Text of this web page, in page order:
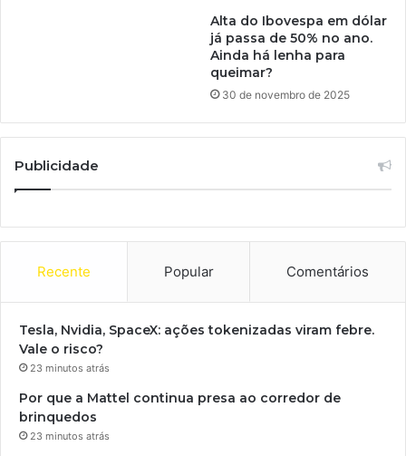
Alta do Ibovespa em dólar
já passa de 50% no ano.
Ainda há lenha para
queimar?
30 de novembro de 2025
Publicidade
Recente Popular Comentários
Tesla, Nvidia, SpaceX: ações tokenizadas viram febre.
Vale o risco?
23 minutos atrás
Por que a Mattel continua presa ao corredor de
brinquedos
23 minutos atrás